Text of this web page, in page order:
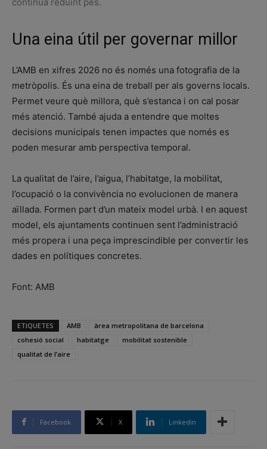
Una eina útil per governar millor
L’AMB en xifres 2026 no és només una fotografia de la
metròpolis. És una eina de treball per als governs locals.
Permet veure què millora, què s’estanca i on cal posar
més atenció. També ajuda a entendre que moltes
decisions municipals tenen impactes que només es
poden mesurar amb perspectiva temporal.
La qualitat de l’aire, l’aigua, l’habitatge, la mobilitat,
l’ocupació o la convivència no evolucionen de manera
aïllada. Formen part d’un mateix model urbà. I en aquest
model, els ajuntaments continuen sent l’administració
més propera i una peça imprescindible per convertir les
dades en polítiques concretes.
Font: AMB
ETIQUETES AMB
àrea metropolitana de barcelona
cohesió social
habitatge
mobilitat sostenible
qualitat de l’aire
Facebook X Linkedin